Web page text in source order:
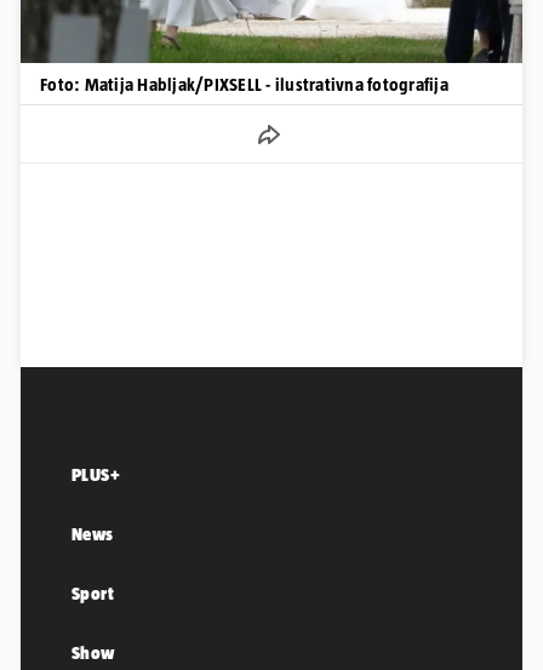
Foto: Matija Habljak/PIXSELL - ilustrativna fotografija
PLUS+
News
Sport
Show